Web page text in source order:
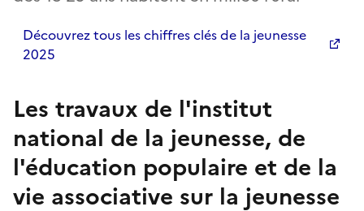
Découvrez tous les chiffres clés de la jeunesse
2025
Les travaux de l'institut
national de la jeunesse, de
l'éducation populaire et de la
vie associative sur la jeunesse